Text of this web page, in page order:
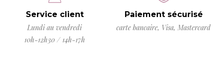
Service client
Lundi au vendredi
10h-12h30 / 14h-17h
Paiement sécurisé
carte bancaire, Visa, Mastercard